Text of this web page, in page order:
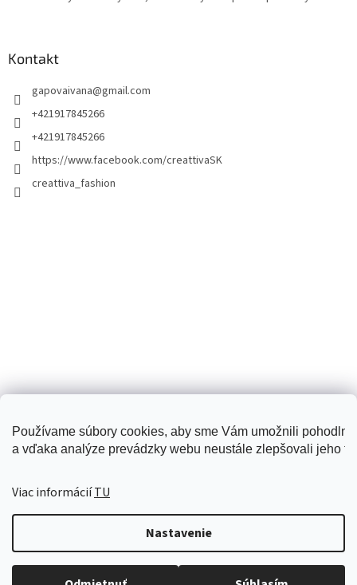
Používame súbory cookies, aby sme Vám umožnili
a vďaka analýze prevádzky webu neustále zlepšovali jeho
Viac informáciíTU
Nastavenie
Kontakt
gapovaivana@gmail.com
+421917845266
+421917845266
https://www.facebook.com/creattivaSK
creattiva_fashion
Creattiva
Vytvoril Shoptet